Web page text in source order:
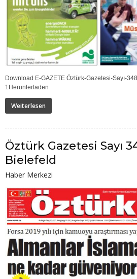
Download E-GAZETE Öztürk-Gazetesi-Sayı-
1Herunterladen
Weiterlesen
Öztürk Gazetesi Sayı
Bielefeld
Haber Merkezi